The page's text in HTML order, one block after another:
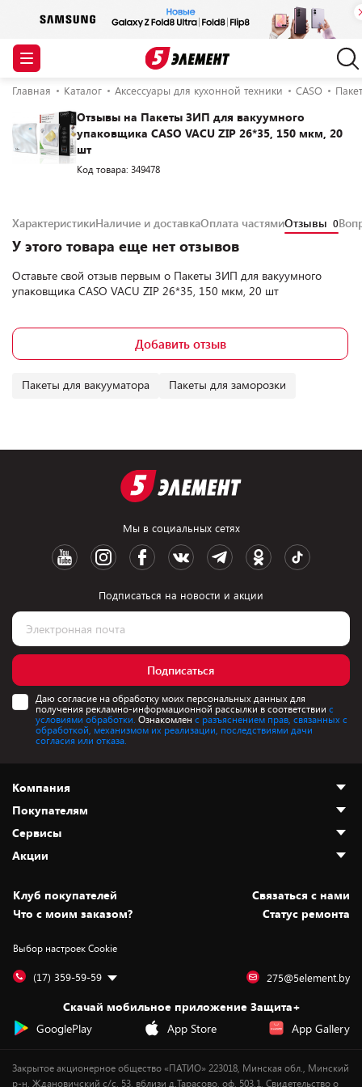
Главная Каталог Аксессуары для кухонной техники CASO
Отзывы на Пакеты ЗИП для вакуумного
упаковщика CASO VACU ZIP 26*35, 150 мкм, 20
шт
Код товара: 349478
ХарактеристикиНаличие и доставкаОплата частямиОтзывы 0
У этого товара еще нет отзывов
Оставьте свой отзыв первым о Пакеты ЗИП для вакуумного
упаковщика CASO VACU ZIP 26*35, 150 мкм, 20 шт
Добавить отзыв
Пакеты для вакууматора Пакеты для заморозки
Мы в социальных сетях
Подписаться на новости и акции
Подписаться
Даю согласие на обработку моих персональных данных для
получения рекламно-информационной рассылки в соответствии с
условиями обработки. Ознакомлен с разъяснением прав, связанных с
обработкой, механизмом их реализации, последствиями дачи
согласия или отказа.
Компания
О нас
Адреса магазинов
Новости
Статьи и обзоры
Вакансии
Дай пять добру!
Покупателям
Как сделать заказ
Оплата и доставка
Безналичный расчёт
Обмен и возврат товара
Обработка персональных данных
Подарочные карты
Сервисы
Установка техники
Для игровых консолей
Для мобильных устройств
Для компьютеров
Сервисные центры
Акции
Скидки и промокоды
Белорусские товары
Бонусы
Оплата частями
Уценка
Клуб покупателей
Cвязаться с нами
Что с моим заказом?
Статус ремонта
Выбор настроек Cookie
(17) 359-59-59 275@5element.by
Скачай мобильное приложение Защита+
GooglePlay
App Store App Gallery
Закрытое акционерное общество «ПАТИО» 223018, Минская обл., Минский
р-н, Ждановичский с/с, 53, вблизи д.Тарасово, оф. 503.1. Свидетельство о